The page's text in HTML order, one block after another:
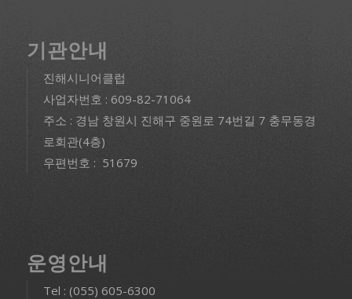
기관안내
진해시니어클럽
사업자번호 : 609-82-71064
주소 : 경남 창원시 진해구 중원로 74번길 7 충무동경
로회관(4층)
우편번호 : 51679
운영안내
Tel : (055) 605-6300